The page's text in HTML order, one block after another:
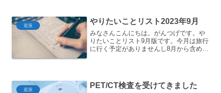
子をお伝えできればと思い...
近況 やりたいことリスト2023年9月
みなさんこんにちは。がんつげです。や
りたいことリスト9月版です。今月は旅行
に行く予定がありませんし8月から含めて
ですね。ファーストク...
近況 PET/CT検査を受けてきました